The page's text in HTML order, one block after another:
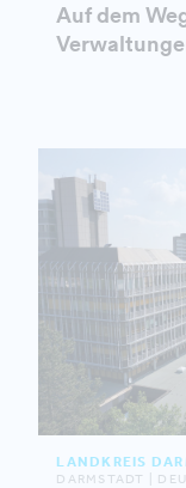
Auf dem
LANDKREIS
DARMSTADT |